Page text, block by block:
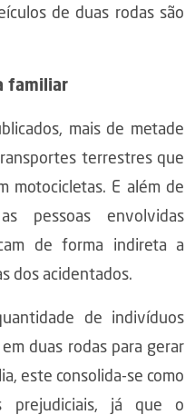
de duas rodas são
familiar
mais de metade
terrestres que
motocicletas. E além de
pessoas envolvidas
de forma indireta a
dos acidentados.
de indivíduos
duas rodas para gerar
este consolida-se como
prejudiciais, já que o